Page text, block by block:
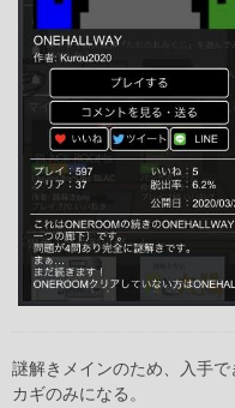
謎解きメインのため、入手
カギのみになる。